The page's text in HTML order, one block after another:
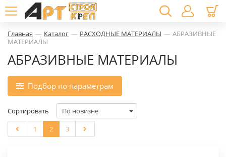
Главная — Каталог — РАСХОДНЫЕ МАТЕРИАЛЫ — АБРАЗИВНЫЕ
МАТЕРИАЛЫ
АБРАЗИВНЫЕ МАТЕРИАЛЫ
Подбор по параметрам
1 2 3
Сортировать